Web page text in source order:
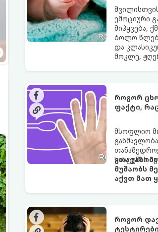
ემოციური
მიჰყვება,
ბოლო
და
მოკლე,
როგორ
ფაქტი,
მსოფლიო
სისტემის
მუშაობს
აქვთ მათ
როგორ